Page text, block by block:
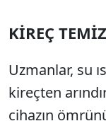
KİREÇ
Uzmanlar, su
kireçten
cihazın